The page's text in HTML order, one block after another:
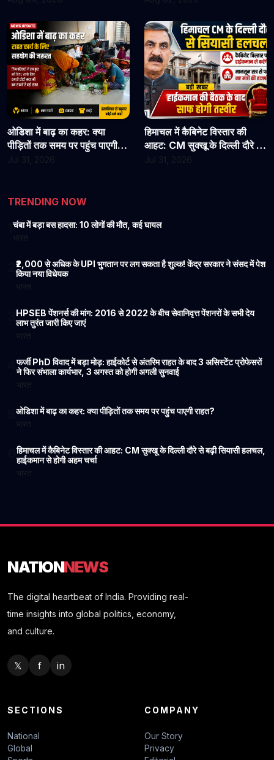
सुनवाई
ओडिशा में बाढ़ का कहर: क्या
पीड़ितों तक समय पर पहुंच पाएगी
हिमाचल में कैबिनेट विस्तार की
आहट: CM सुक्खू के दिल्ली दौरे से
TRENDING NOW
1चंबा में बड़ा बस हादसा: 10 लोगों की मौत, कई घायल
₹2,000 से अधिक के UPI भुगतान पर लग सकता है शुल्क! केंद्र सरकार ने संसद में पेश
किया नया विधेयक
HPSEB पेंशनर्स की मांग: 2016 से 2022 के बीच सेवानिवृत्त पेंशनरों के सभी देय
लाभ तुरंत जारी किए जाएं
4फर्जी PhD विवाद में बड़ा मोड़: हाईकोर्ट से अंतरिम राहत के बाद 3 असिस्टेंट प्रोफेसरों
ने फिर संभाला कार्यभार, 3 अगस्त को होगी अगली सुनवाई
ओडिशा में बाढ़ का कहर: क्या पीड़ितों तक समय पर पहुंच पाएगी राहत?
6हिमाचल में कैबिनेट विस्तार की आहट: CM सुक्खू के दिल्ली दौरे से बढ़ी सियासी हलचल,
हाईकमान से होगी अहम चर्चा
NATIONNEWS
The digital heartbeat of India. Providing real-
time insights into global politics, economy,
and culture.
𝕏 f in
SECTIONS
National
Global
COMPANY
Our Story
Privacy